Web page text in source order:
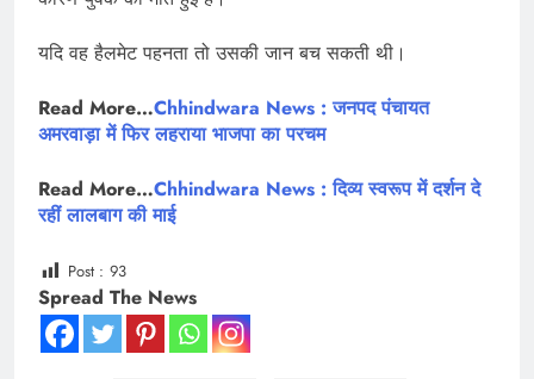
यदि वह हैलमेट पहनता तो उसकी जान बच सकती थी।
Read More…Chhindwara News : जनपद पंचायत
अमरवाड़ा में फिर लहराया भाजपा का परचम
Read More…Chhindwara News : दिव्य स्वरूप में दर्शन दे
रहीं लालबाग की माई
Post : 93
Spread The News